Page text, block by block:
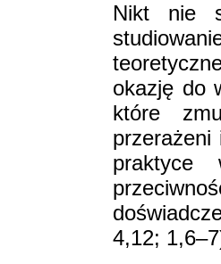
Nikt nie
okazję do
które
praktyce
4,12;